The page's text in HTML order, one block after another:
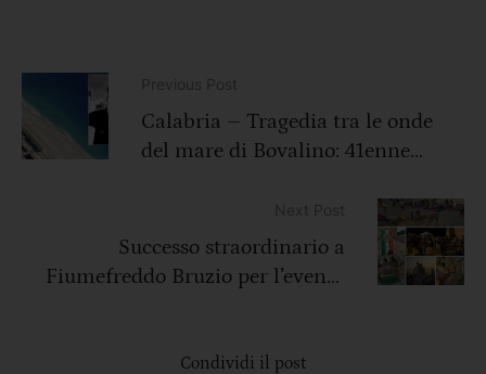
Calabria – Tragedia tra le onde
del mare di Bovalino: 41enne
Successo straordinario a
Fiumefreddo Bruzio per l’evento
Condividi il post